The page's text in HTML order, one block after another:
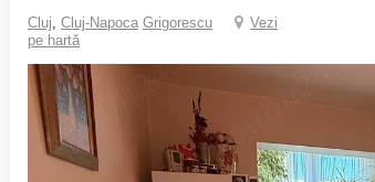
Cluj, Cluj-Napoca Grigorescu
Vezi
pe hartă